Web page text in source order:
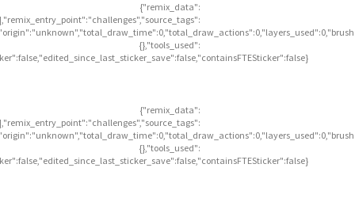
{"remix_data":
{},"tools_used":
{"remix_data":
{},"tools_used":